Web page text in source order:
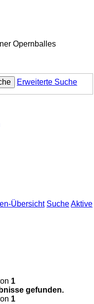
Opernballes
Erweiterte Suche
Übersicht SucheAktive
1
gefunden.
1